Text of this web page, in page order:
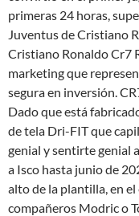
primeras 24 horas,
Juventus de Cristiano
Cristiano Ronaldo Cr7
marketing que
segura en inversión.
Dado que está
de tela Dri-FIT que
genial y sentirte genial
a Isco hasta junio de
alto de la plantilla, en
compañeros Modric o